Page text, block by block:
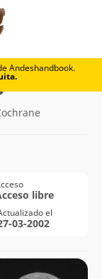
Andeshandbook.
(3.706m)
libre
el
03-2002